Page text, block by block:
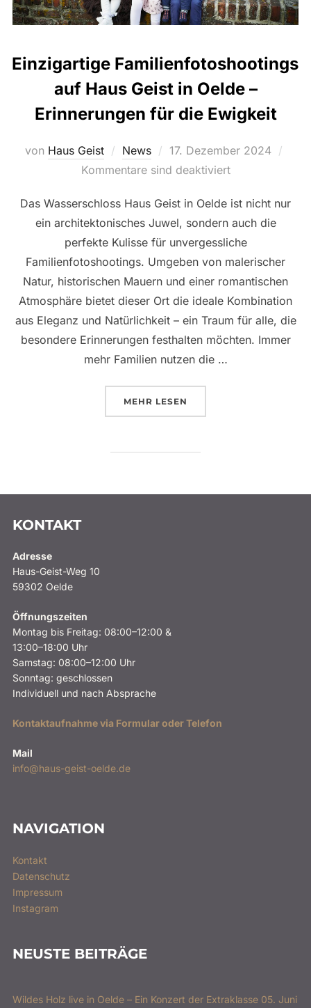
Einzigartige Familienfotoshootings
auf Haus Geist in Oelde –
Erinnerungen für die Ewigkeit
von Haus Geist News
Veröffentlicht
am
17. Dezember 2024
Kommentare sind deaktiviert
Das Wasserschloss Haus Geist in Oelde ist nicht nur
ein architektonisches Juwel, sondern auch die
perfekte Kulisse für unvergessliche
Familienfotoshootings. Umgeben von malerischer
Natur, historischen Mauern und einer romantischen
Atmosphäre bietet dieser Ort die ideale Kombination
aus Eleganz und Natürlichkeit – ein Traum für alle, die
besondere Erinnerungen festhalten möchten. Immer
mehr Familien nutzen die …
MEHR ÜBER „EINZIGARTIGE
LESEN
KONTAKT
Adresse
Haus-Geist-Weg 10
59302 Oelde
Öffnungszeiten
Montag bis Freitag: 08:00–12:00 &
13:00–18:00 Uhr
Samstag: 08:00–12:00 Uhr
Sonntag: geschlossen
Individuell und nach Absprache
Kontaktaufnahme via Formular oder Telefon
Mail
info@haus-geist-oelde.de
NAVIGATION
Kontakt
Datenschutz
Impressum
Instagram
NEUSTE BEITRÄGE
Wildes Holz live in Oelde – Ein Konzert der Extraklasse 05. Juni